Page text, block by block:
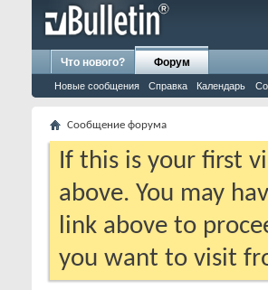
Что нового? Форум
Новые сообщения Справка Календарь
Сообщение форума
If this is your first
above. You may
link above to
you want to visit